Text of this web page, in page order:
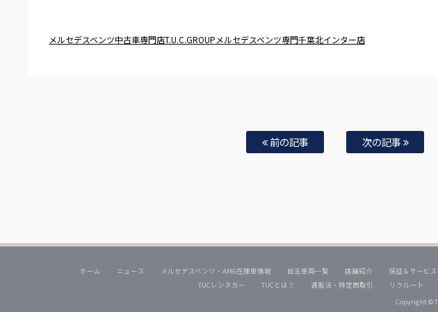
メルセデスベンツ中古車専門店T.U.C.GROUPメルセデスベンツ専門千葉北インター店
前の記事 次の記事
ホーム ニュース メルセデスベンツ・AMG在庫車情報 目玉車両一覧 店舗紹介 保証＆サービス
TUCレンタカー
TUCとは？ 通販法・特定商取引 リクルート
Copyright ©